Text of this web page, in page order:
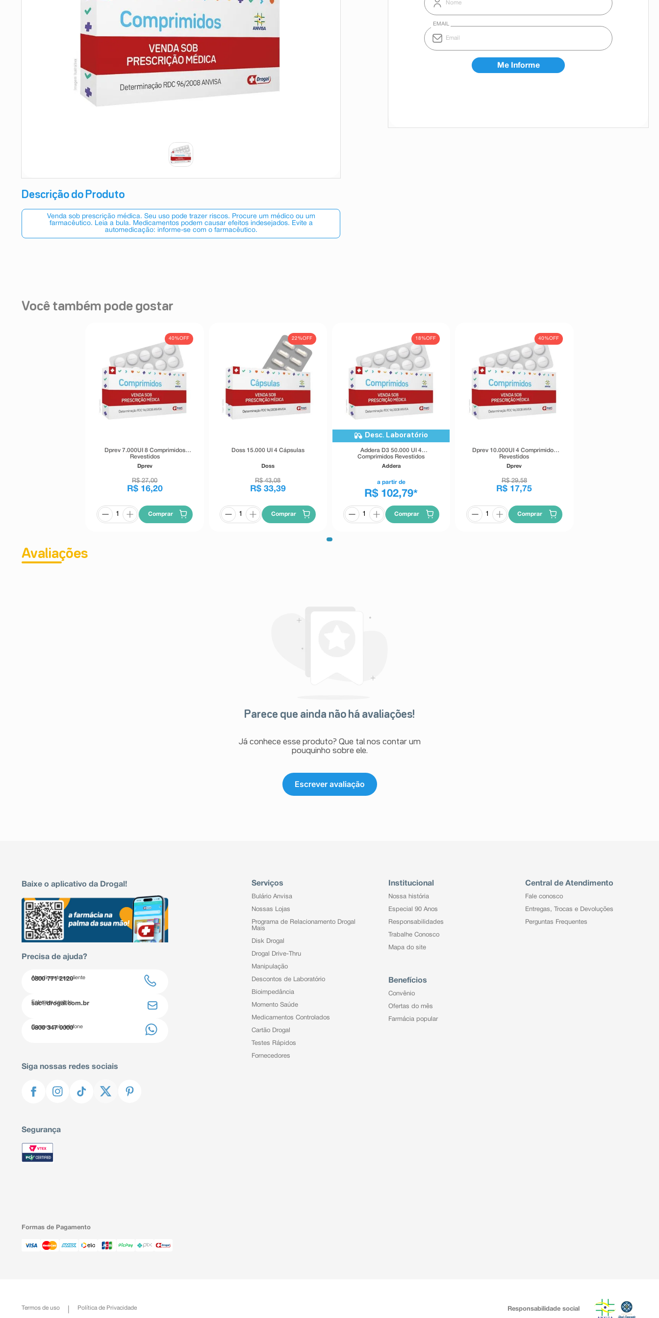
Descrição do Produto
Venda sob prescrição médica. Seu uso pode trazer riscos. Procure um médico ou um
farmacêutico. Leia a bula. Medicamentos podem causar efeitos indesejados. Evite a
automedicação: informe-se com o farmacêutico.
Você também pode gostar
40%OFF
Dprev 7.000UI 8 Comprimidos
Revestidos
Dprev
R$ 27,00
R$ 16,20
Comprar
22%OFF
Doss 15.000 UI 4 Cápsulas
Doss
R$ 43,08
R$ 33,39
Comprar
18%OFF
Desc. Laboratório
Addera D3 50.000 UI 4
Comprimidos Revestidos
Addera
a partir de
R$ 102,79*
Comprar
40%OFF
Dprev 10.000UI 4 Comprimidos
Revestidos
Dprev
R$ 29,58
R$ 17,75
Comprar
Avaliações
Parece que ainda não há avaliações!
Já conhece esse produto? Que tal nos contar um
pouquinho sobre ele.
Escrever avaliação
Baixe o aplicativo da Drogal!
Precisa de ajuda?
Atendimento ao cliente
0800 771 2120
Entre em contato
sac@drogal.com.br
Compre pelo telefone
0800 347 0000
Siga nossas redes sociais
Segurança
Serviços
Bulário Anvisa
Nossas Lojas
Programa de Relacionamento Drogal
Mais
Disk Drogal
Drogal Drive-Thru
Manipulação
Descontos de Laboratório
Bioimpedância
Momento Saúde
Medicamentos Controlados
Cartão Drogal
Testes Rápidos
Fornecedores
Institucional
Nossa história
Especial 90 Anos
Responsabilidades
Trabalhe Conosco
Mapa do site
Benefícios
Convênio
Ofertas do mês
Farmácia popular
Central de Atendimento
Fale conosco
Entregas, Trocas e Devoluções
Perguntas Frequentes
Formas de Pagamento
Termos de uso Política de Privacidade Responsabilidade social
10ºabsorvente